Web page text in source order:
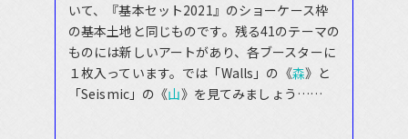
いて、『基本セット2021』のショーケース枠
の基本土地と同じものです。残る41のテーマの
ものには新しいアートがあり、各ブースターに
１枚入っています。では「Walls」の《森》と
「Seismic」の《山》を見てみましょう……